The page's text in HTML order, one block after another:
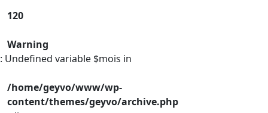
120
Warning
: Undefined variable $mois in
/home/geyvo/www/wp-
content/themes/geyvo/archive.php